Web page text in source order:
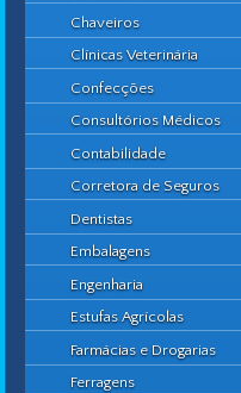
Chaveiros
Clínicas Veterinária
Confecções
Consultórios Médicos
Contabilidade
Corretora de Seguros
Dentistas
Embalagens
Engenharia
Estufas Agrícolas
Farmácias e Drogarias
Ferragens